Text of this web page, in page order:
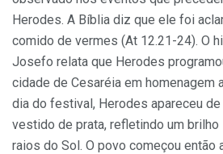
Herodes. A Bíblia diz que ele foi
comido de vermes (At 12.21-24). O
Josefo relata que Herodes
cidade de Cesaréia em homenagem
dia do festival, Herodes apareceu de
vestido de prata, refletindo um
raios do Sol. O povo começou então